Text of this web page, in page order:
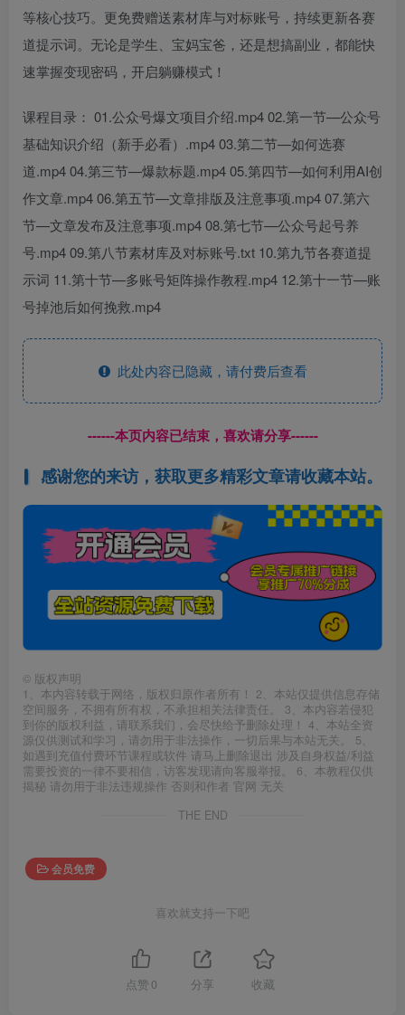
等核心技巧。更免费赠送素材库与对标账号，持续更新各赛
道提示词。无论是学生、宝妈宝爸，还是想搞副业，都能快
速掌握变现密码，开启躺赚模式！
课程目录： 01.公众号爆文项目介绍.mp4 02.第一节—公众号
基础知识介绍（新手必看）.mp4 03.第二节—如何选赛
道.mp4 04.第三节—爆款标题.mp4 05.第四节—如何利用AI创
作文章.mp4 06.第五节—文章排版及注意事项.mp4 07.第六
节—文章发布及注意事项.mp4 08.第七节—公众号起号养
号.mp4 09.第八节素材库及对标账号.txt 10.第九节各赛道提
示词 11.第十节—多账号矩阵操作教程.mp4 12.第十一节—账
号掉池后如何挽救.mp4
此处内容已隐藏，请付费后查看
------本页内容已结束，喜欢请分享------
感谢您的来访，获取更多精彩文章请收藏本站。
© 版权声明
1、本内容转载于网络，版权归原作者所有！ 2、本站仅提供信息存储
空间服务，不拥有所有权，不承担相关法律责任。 3、本内容若侵犯
到你的版权利益，请联系我们，会尽快给予删除处理！ 4、本站全资
源仅供测试和学习，请勿用于非法操作，一切后果与本站无关。 5、
如遇到充值付费环节课程或软件 请马上删除退出 涉及自身权益/利益
需要投资的一律不要相信，访客发现请向客服举报。 6、本教程仅供
揭秘 请勿用于非法违规操作 否则和作者 官网 无关
THE END
会员免费
喜欢就支持一下吧
点赞 0 分享 收藏